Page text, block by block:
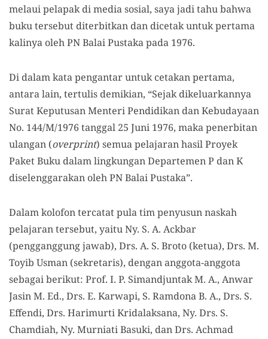
melaui pelapak di media sosial, saya jadi tahu bahwa
buku tersebut diterbitkan dan dicetak untuk pertama
kalinya oleh PN Balai Pustaka pada 1976.
Di dalam kata pengantar untuk cetakan pertama,
antara lain, tertulis demikian, “Sejak dikeluarkannya
Surat Keputusan Menteri Pendidikan dan Kebudayaan
No. 144/M/1976 tanggal 25 Juni 1976, maka penerbitan
ulangan (overprint) semua pelajaran hasil Proyek
Paket Buku dalam lingkungan Departemen P dan K
diselenggarakan oleh PN Balai Pustaka”.
Dalam kolofon tercatat pula tim penyusun naskah
pelajaran tersebut, yaitu Ny. S. A. Ackbar
(pengganggung jawab), Drs. A. S. Broto (ketua), Drs. M.
Toyib Usman (sekretaris), dengan anggota-anggota
sebagai berikut: Prof. I. P. Simandjuntak M. A., Anwar
Jasin M. Ed., Drs. E. Karwapi, S. Ramdona B. A., Drs. S.
Effendi, Drs. Harimurti Kridalaksana, Ny. Drs. S.
Chamdiah, Ny. Murniati Basuki, dan Drs. Achmad